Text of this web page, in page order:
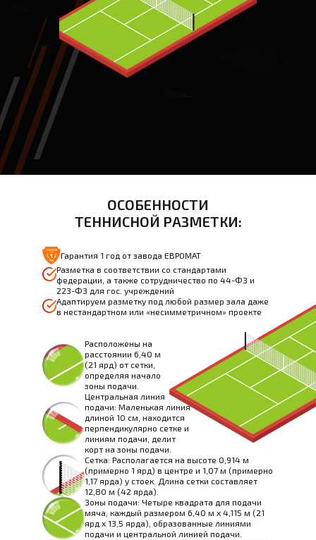
ОСОБЕННОСТИ
ТЕННИСНОЙ РАЗМЕТКИ:
Разметка в соответствии со стандартами
федерации, а также сотрудничество по 44-ФЗ и
223-ФЗ для гос. учреждений
Гарантия 1 год от завода ЕВРОМАТ
Адаптируем разметку под любой размер зала даже
в нестандартном или «несимметричном» проекте
Расположены на
расстоянии 6,40 м
(21 ярд) от сетки,
определяя начало
зоны подачи.
Центральная линия
подачи: Маленькая линия
длиной 10 см, находится
перпендикулярно сетке и
линиям подачи, делит
корт на зоны подачи.
Сетка: Располагается на высоте 0,914 м
(примерно 1 ярд) в центре и 1,07 м (примерно
1,17 ярда) у стоек. Длина сетки составляет
12,80 м (42 ярда).
Зоны подачи: Четыре квадрата для подачи
мяча, каждый размером 6,40 м x 4,115 м (21
ярд x 13,5 ярда), образованные линиями
подачи и центральной линией подачи.